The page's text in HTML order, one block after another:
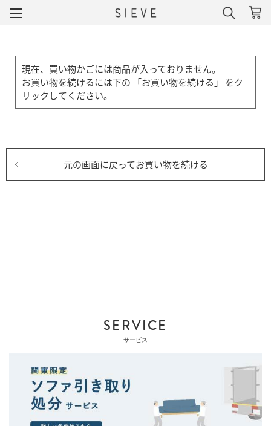
現在、買い物かごには商品が入っておりません。
お買い物を続けるには下の 「お買い物を続ける」 をク
リックしてください。
元の画面に戻ってお買い物を続ける
SERVICE
サービス